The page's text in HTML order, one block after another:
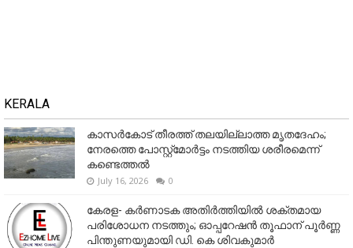
KERALA
കാസർകോട് തീരത്ത് തലയില്ലാത്ത മൃതദേഹം;
നേരത്തെ പോസ്റ്റ്‌മോർട്ടം നടത്തിയ ശരീരമെന്ന്
കണ്ടെത്തൽ
July 16, 2026 0
കേരള- കർണാടക അതിർത്തിയിൽ ശക്തമായ
പരിശോധന നടത്തും; ഓപ്പറേഷൻ തൂഫാന് പൂർണ്ണ
പിന്തുണയുമായി ഡി. കെ ശിവകുമാർ